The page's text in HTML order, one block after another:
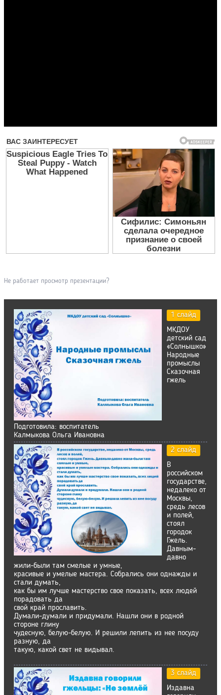
Не работает просмотр презентации?
1 слайд
МКДОУ
детский сад
«Солнышко»
Народные
промыслы
Сказочная
гжель
Подготовила: воспитатель
Калмыкова Ольга Ивановна
2 слайд
В
российском
государстве,
недалеко от
Москвы,
средь лесов
и полей,
стоял
городок
Гжель.
Давным-
давно
жили-были там смелые и умные,
красивые и умелые мастера. Собрались они однажды и
стали думать,
как бы им лучше мастерство свое показать, всех людей
порадовать да
свой край прославить.
Думали-думали и придумали. Нашли они в родной
стороне глину
чудесную, белую-белую. И решили лепить из нее посуду
разную, да
такую, какой свет не видывал.
3 слайд
Издавна